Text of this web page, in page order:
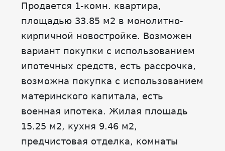
Продается 1-комн. квартира,
площадью 33.85 м2 в монолитно-
кирпичной новостройке. Возможен
вариант покупки с использованием
ипотечных средств, есть рассрочка,
возможна покупка с использованием
материнского капитала, есть
военная ипотека. Жилая площадь
15.25 м2, кухня 9.46 м2,
предчистовая отделка, комнаты